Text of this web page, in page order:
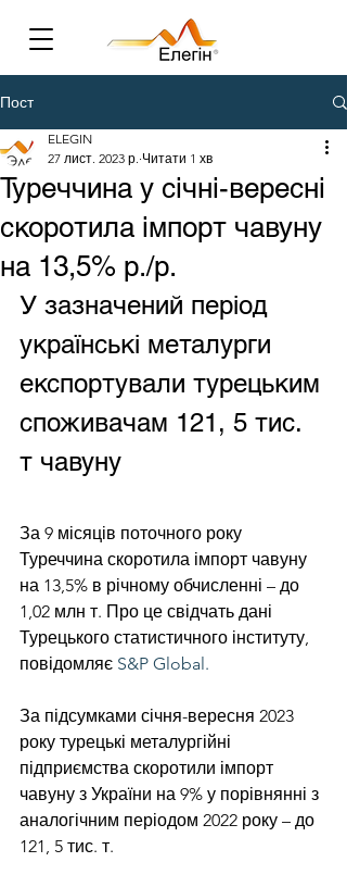
Пост
Туреччина у січні-вересні
скоротила імпорт чавуну
на 13,5% р./р.
ELEGIN
27 лист. 2023 р. Читати 1 хв
У зазначений період
українські металурги
експортували турецьким
споживачам 121, 5 тис.
т чавуну
За 9 місяців поточного року
Туреччина скоротила імпорт чавуну
на 13,5% в річному обчисленні – до
1,02 млн т. Про це свідчать дані
Турецького статистичного інституту,
повідомляє S&P Global.
За підсумками січня-вересня 2023
року турецькі металургійні
підприємства скоротили імпорт
чавуну з України на 9% у порівнянні з
аналогічним періодом 2022 року – до
121, 5 тис. т.